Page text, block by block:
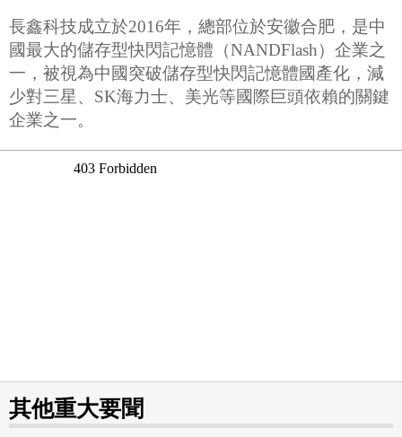
長鑫科技成立於2016年，總部位於安徽合肥，是中
國最大的儲存型快閃記憶體（NANDFlash）企業之
一，被視為中國突破儲存型快閃記憶體國產化，減
少對三星、SK海力士、美光等國際巨頭依賴的關鍵
企業之一。
其他重大要聞